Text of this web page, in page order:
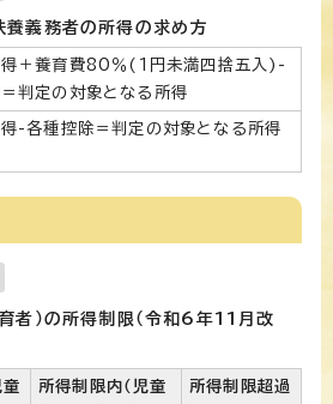
養義務者の所得の求め方
得＋養育費80％(1円未満四捨五入)-
判定の対象となる所得
-各種控除＝判定の対象となる所得
育者）の所得制限（令和6年11月改
童
所得制限内（児童
所得制限超過